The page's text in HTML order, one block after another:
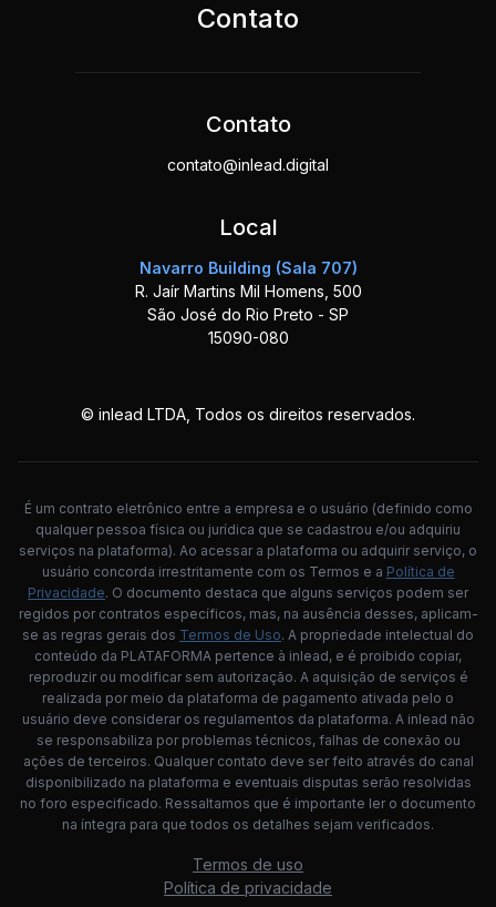
Contato
Contato
contato@inlead.digital
Local
Navarro Building (Sala 707)
R. Jaír Martins Mil Homens, 500
São José do Rio Preto - SP
15090-080
© inlead LTDA, Todos os direitos reservados.
É um contrato eletrônico entre a empresa e o usuário (definido como
qualquer pessoa física ou jurídica que se cadastrou e/ou adquiriu
serviços na plataforma). Ao acessar a plataforma ou adquirir serviço, o
usuário concorda irrestritamente com os Termos e a Política de
Privacidade. O documento destaca que alguns serviços podem ser
regidos por contratos específicos, mas, na ausência desses, aplicam-
se as regras gerais dos Termos de Uso. A propriedade intelectual do
conteúdo da PLATAFORMA pertence à inlead, e é proibido copiar,
reproduzir ou modificar sem autorização. A aquisição de serviços é
realizada por meio da plataforma de pagamento ativada pelo o
usuário deve considerar os regulamentos da plataforma. A inlead não
se responsabiliza por problemas técnicos, falhas de conexão ou
ações de terceiros. Qualquer contato deve ser feito através do canal
disponibilizado na plataforma e eventuais disputas serão resolvidas
no foro especificado. Ressaltamos que é importante ler o documento
na íntegra para que todos os detalhes sejam verificados.
Termos de uso
Política de privacidade